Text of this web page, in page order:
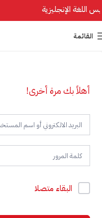
القائمة
أهلاً بك مرة أخرى!
البقاء متصلا